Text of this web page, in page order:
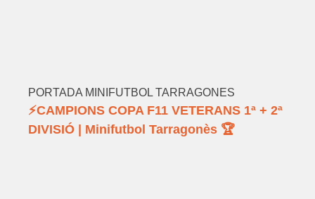
PORTADA MINIFUTBOL TARRAGONES
⚡️CAMPIONS COPA F11 VETERANS 1ª + 2ª
DIVISIÓ | Minifutbol Tarragonès 🏆